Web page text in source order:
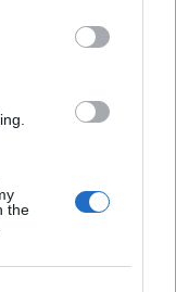
the
Μπούρκας στη
Greece
- 13:23